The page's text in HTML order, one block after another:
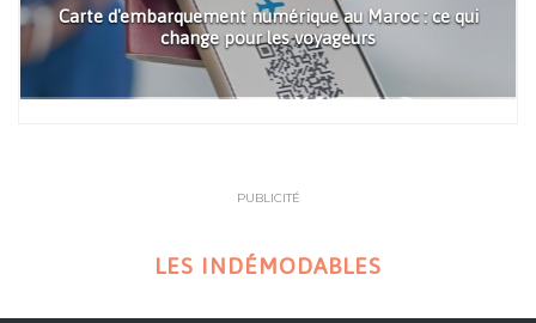
Carte d'embarquement numérique au Maroc : ce qui
change pour les voyageurs
PUBLICITÉ
LES INDÉMODABLES